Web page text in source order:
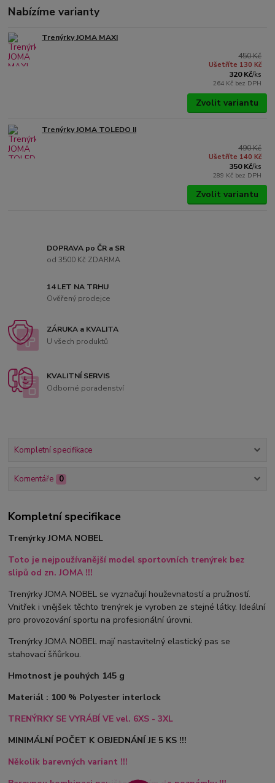
Nabízíme varianty
Trenýrky JOMA MAXI
450 Kč
Ušetříte 130 Kč
320 Kč/ks
264 Kč bez DPH
Zvolit variantu
Trenýrky JOMA TOLEDO II
490 Kč
Ušetříte 140 Kč
350 Kč/ks
289 Kč bez DPH
Zvolit variantu
DOPRAVA po ČR a SR
od 3500 Kč ZDARMA
14 LET NA TRHU
Ověřený prodejce
ZÁRUKA a KVALITA
U všech produktů
KVALITNÍ SERVIS
Odborné poradenství
Kompletní specifikace
Komentáře 0
Kompletní specifikace
Trenýrky JOMA NOBEL
Toto je nejpoužívanější model sportovních trenýrek bez
slipů od zn. JOMA !!!
Trenýrky JOMA NOBEL se vyznačují houževnatostí a pružností.
Vnitřek i vnějšek těchto trenýrek je vyroben ze stejné látky. Ideální
pro provozování sportu na profesionální úrovni.
Trenýrky JOMA NOBEL mají nastavitelný elastický pas se
stahovací šňůrkou.
Hmotnost je pouhých 145 g
Materiál : 100 % Polyester interlock
TRENÝRKY SE VYRÁBÍ VE vel. 6XS - 3XL
MINIMÁLNÍ POČET K OBJEDNÁNÍ JE 5 KS !!!
Několik barevných variant !!!